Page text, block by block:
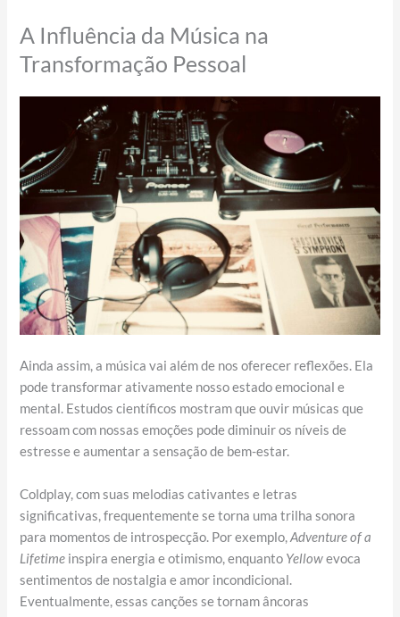
A Influência da Música na
Transformação Pessoal
Ainda assim, a música vai além de nos oferecer reflexões. Ela
pode transformar ativamente nosso estado emocional e
mental. Estudos científicos mostram que ouvir músicas que
ressoam com nossas emoções pode diminuir os níveis de
estresse e aumentar a sensação de bem-estar.
Coldplay, com suas melodias cativantes e letras
significativas, frequentemente se torna uma trilha sonora
para momentos de introspecção. Por exemplo,Adventure of a
Lifetime inspira energia e otimismo, enquanto Yellowevoca
sentimentos de nostalgia e amor incondicional.
Eventualmente, essas canções se tornam âncoras